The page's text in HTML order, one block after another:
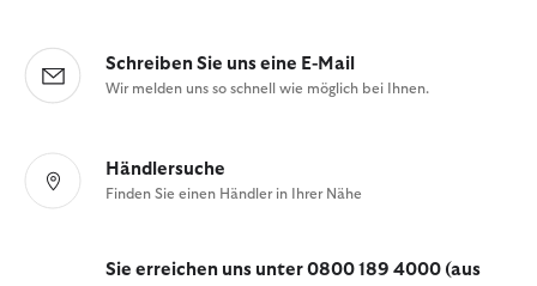
Schreiben Sie uns eine E-Mail
Wir melden uns so schnell wie möglich bei Ihnen.
Händlersuche
Finden Sie einen Händler in Ihrer Nähe
Sie erreichen uns unter 0800 189 4000 (aus